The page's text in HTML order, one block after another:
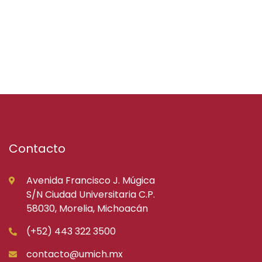
Contacto
Avenida Francisco J. Múgica
S/N Ciudad Universitaria C.P.
58030, Morelia, Michoacán
(+52) 443 322 3500
contacto@umich.mx